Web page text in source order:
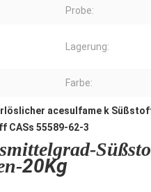
Probe:
Lagerung:
Farbe:
acesulfame k
CASs 55589-62-3
20Kg